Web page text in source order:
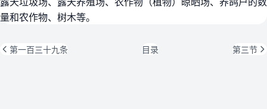
量和农作物、树木等。
第一百三十九条 目录 第三节